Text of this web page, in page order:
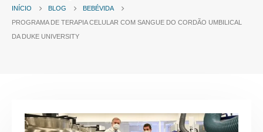
INÍCIO BLOG
BEBÉVIDA
PROGRAMA DE TERAPIA CELULAR COM SANGUE DO CORDÃO UMBILICAL
DA DUKE UNIVERSITY